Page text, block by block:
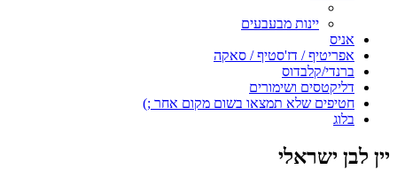
יינות מבעבעים
אניס
אפריטיף / דז'סטיף / סאקה
ברנדי/קלבדוס
דליקטסים ושימורים
חטיפים שלא תמצאו בשום מקום אחר ;)
בלוג
יין לבן ישראלי